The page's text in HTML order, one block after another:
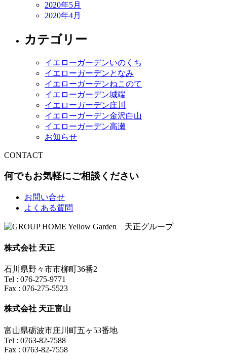
2020年5月
2020年4月
カテゴリー
イエローガーデンいのくち
イエローガーデンとなみ
イエローガーデンねこのて
イエローガーデン城端
イエローガーデン庄川
イエローガーデン金沢白山
イエローガーデン高瀬
お知らせ
CONTACT
何でもお気軽にご相談ください
お問い合せ
よくある質問
株式会社 天正
石川県野々市市柳町36番2
Tel : 076-275-9771
Fax : 076-275-5523
株式会社 天正富山
富山県砺波市庄川町五ヶ53番地
Tel : 0763-82-7588
Fax : 0763-82-7558